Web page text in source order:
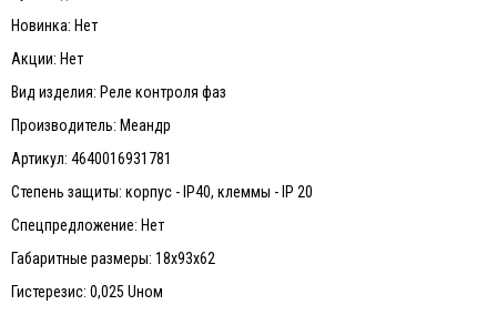
Новинка: Нет
Акции: Нет
Вид изделия: Реле контроля фаз
Производитель: Меандр
Артикул: 4640016931781
Степень защиты: корпус - IP40, клеммы - IP 20
Спецпредложение: Нет
Габаритные размеры: 18х93х62
Гистерезис: 0,025 Uном